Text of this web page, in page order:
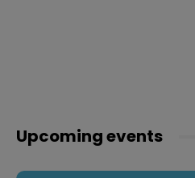
Upcoming events